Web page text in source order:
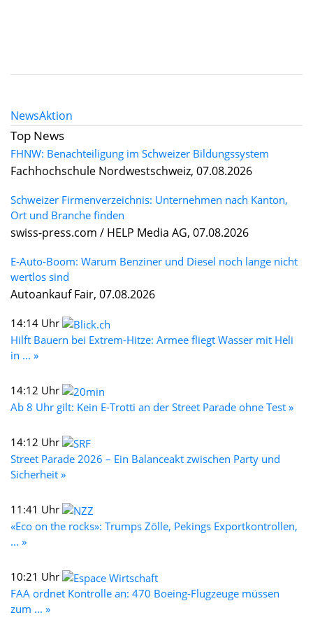
NewsAktion
Top News
FHNW: Benachteiligung im Schweizer Bildungssystem
Fachhochschule Nordwestschweiz, 07.08.2026
Schweizer Firmenverzeichnis: Unternehmen nach Kanton,
Ort und Branche finden
swiss-press.com / HELP Media AG, 07.08.2026
E-Auto-Boom: Warum Benziner und Diesel noch lange nicht
wertlos sind
Autoankauf Fair, 07.08.2026
14:14 Uhr
Hilft Bauern bei Extrem-Hitze: Armee fliegt Wasser mit Heli
in ... »
14:12 Uhr
Ab 8 Uhr gilt: Kein E-Trotti an der Street Parade ohne Test »
14:12 Uhr
Street Parade 2026 – Ein Balanceakt zwischen Party und
Sicherheit »
11:41 Uhr
«Eco on the rocks»: Trumps Zölle, Pekings Exportkontrollen,
... »
10:21 Uhr
FAA ordnet Kontrolle an: 470 Boeing-Flugzeuge müssen
zum ... »